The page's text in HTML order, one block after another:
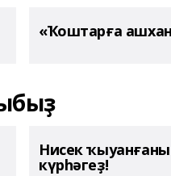
«Ҡоштарға
Нисек
күрһәгеҙ!